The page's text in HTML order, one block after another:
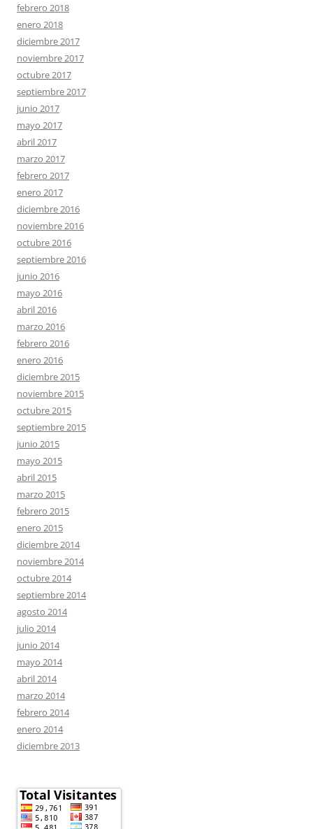
febrero 2018
enero 2018
diciembre 2017
noviembre 2017
octubre 2017
septiembre 2017
junio 2017
mayo 2017
abril 2017
marzo 2017
febrero 2017
enero 2017
diciembre 2016
noviembre 2016
octubre 2016
septiembre 2016
junio 2016
mayo 2016
abril 2016
marzo 2016
febrero 2016
enero 2016
diciembre 2015
noviembre 2015
octubre 2015
septiembre 2015
junio 2015
mayo 2015
abril 2015
marzo 2015
febrero 2015
enero 2015
diciembre 2014
noviembre 2014
octubre 2014
septiembre 2014
agosto 2014
julio 2014
junio 2014
mayo 2014
abril 2014
marzo 2014
febrero 2014
enero 2014
diciembre 2013